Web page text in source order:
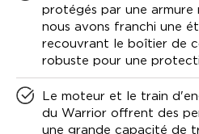
protégés par une
nous avons franchi une
recouvrant le boîtier de
robuste pour une
Le moteur et le train
du Warrior offrent des
une grande capacité de